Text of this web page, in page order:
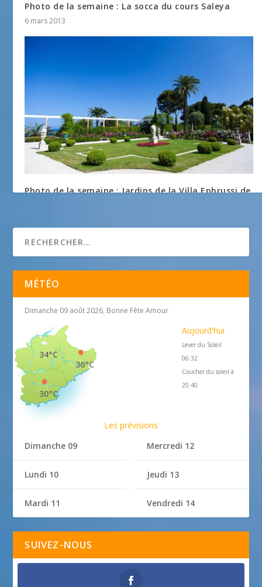
Photo de la semaine : La socca du cours Saleya
6 mars 2013
Photo de la semaine : Jardins de la Villa Ephrussi de
MÉTÉO
Dimanche 09 août 2026, Bonne Fête Amour
36°C
34°C
30°C
Aujourd'hui
Lever du Soleil
06:32
Coucher du soleil à
20:40
Les prévisions
Dimanche 09
Lundi 10
Mardi 11
Mercredi 12
Jeudi 13
Vendredi 14
SUIVEZ-NOUS